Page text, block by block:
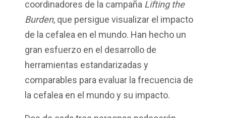
coordinadores de la campaña Lifting the
Burden, que persigue visualizar el impacto
de la cefalea en el mundo. Han hecho un
gran esfuerzo en el desarrollo de
herramientas estandarizadas y
comparables para evaluar la frecuencia de
la cefalea en el mundo y su impacto.